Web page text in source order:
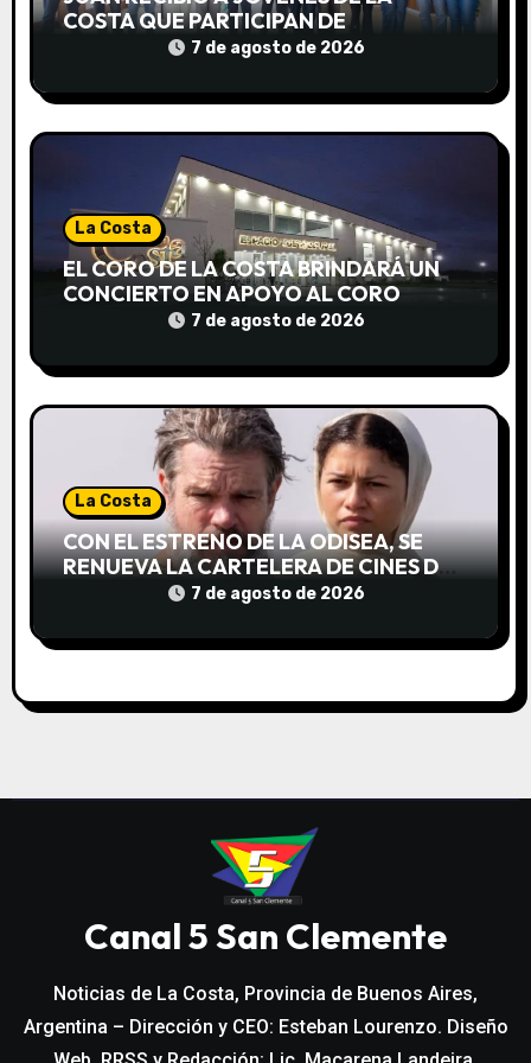
e
n
a
a
s
COSTA QUE PARTICIPAN DE
INTERCAMBIOS CULTURALES EN
7 de agosto de 2026
La Costa
EL CORO DE LA COSTA BRINDARÁ UN
CONCIERTO EN APOYO AL CORO
NACIONAL DE NIÑOS7 de agosto de 2026
La Costa
CON EL ESTRENO DE LA ODISEA, SE
RENUEVA LA CARTELERA DE CINES DE
7 de agosto de 2026
Canal 5 San Clemente
Noticias de La Costa, Provincia de Buenos Aires,
Argentina – Dirección y CEO: Esteban Lourenzo. Diseño